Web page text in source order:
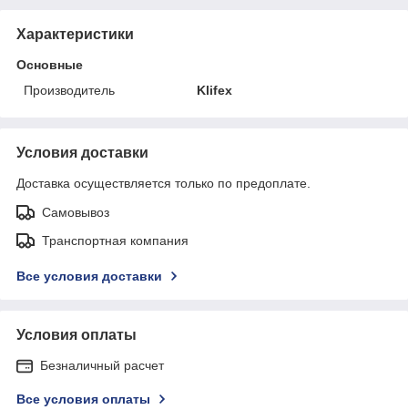
Характеристики
Основные
Производитель
Klifex
Условия доставки
Доставка осуществляется только по предоплате.
Самовывоз
Транспортная компания
Все условия доставки
Условия оплаты
Безналичный расчет
Все условия оплаты